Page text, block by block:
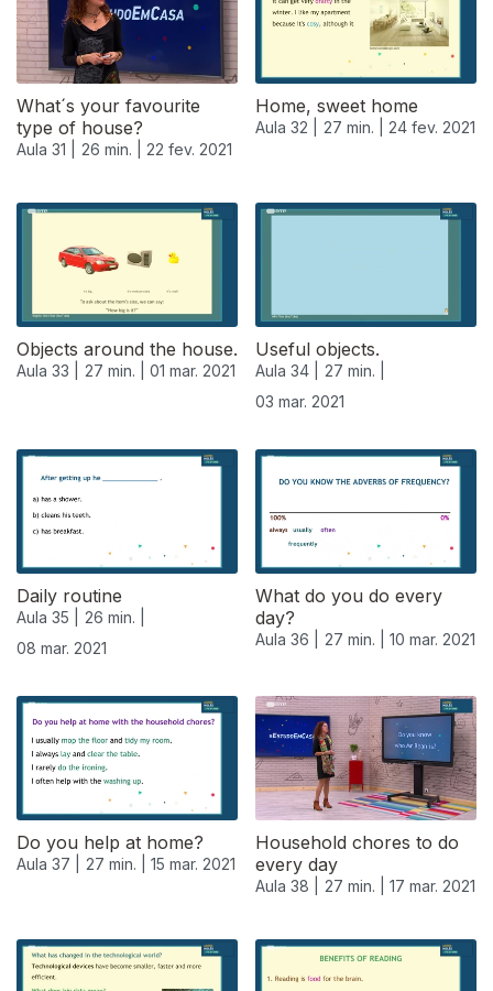
What´s your favourite
type of house?
Aula 31 | 26 min. | 22 fev. 2021
Home, sweet home
Aula 32 | 27 min. | 24 fev. 2021
Objects around the house.
Aula 33 | 27 min. | 01 mar. 2021
Useful objects.
Aula 34 |
27 min. |
03 mar. 2021
Daily routine
Aula 35 |
26 min. |
08 mar. 2021
What do you do every
day?
Aula 36 | 27 min. | 10 mar. 2021
529555
Do you help at home?
Aula 37 | 27 min. | 15 mar. 2021
Household chores to do
every day
Aula 38 | 27 min. | 17 mar. 2021